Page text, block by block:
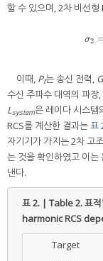
할 수 있으며, 2차 비선
σ2
σ2 =
이때, Pt는 송신 전력, G
수신 주파수 대역의 파장,
Lsystem은 레이다 시스템
RCS를 계산한 결과는표
자기기가 가지는 2차 고
는 것을 확인하였고 이는
낸다.
표 2. | Table 2.표
harmonic RCS
Target